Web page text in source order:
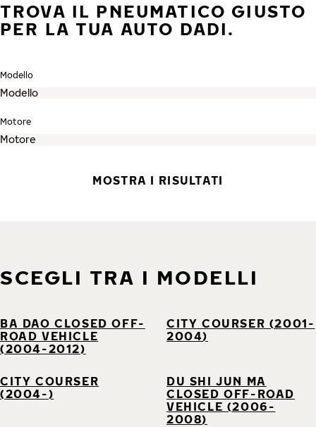
TROVA IL PNEUMATICO GIUSTO
PER LA TUA AUTO DADI.
Modello
Motore
MOSTRA I RISULTATI
SCEGLI TRA I MODELLI
BA DAO CLOSED OFF-
ROAD VEHICLE
(2004-2012)
CITY COURSER (2001-
2004)
CITY COURSER
(2004-)
DU SHI JUN MA
CLOSED OFF-ROAD
VEHICLE (2006-
2008)